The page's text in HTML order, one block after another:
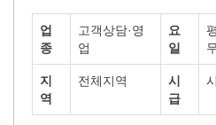
업
종
고객상담·영
업
요
일
지
역
전체지역
시
급